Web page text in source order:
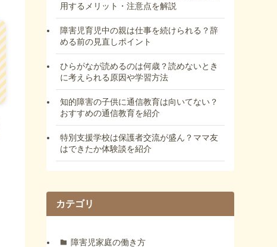
用するメリット・注意点を解説
障害児育児中の親は仕事を続けられる？辞
める前の見直しポイント
ひらがなが読めるのは何歳？読めないとき
に考えられる原因や学習方法
知的障害の子供に通信教育は向いてない？
おすすめの通信教育を紹介
特別支援学校は保護者交流が盛ん？ママ友
はできたか体験談を紹介
カテゴリ
障害児家庭の働き方